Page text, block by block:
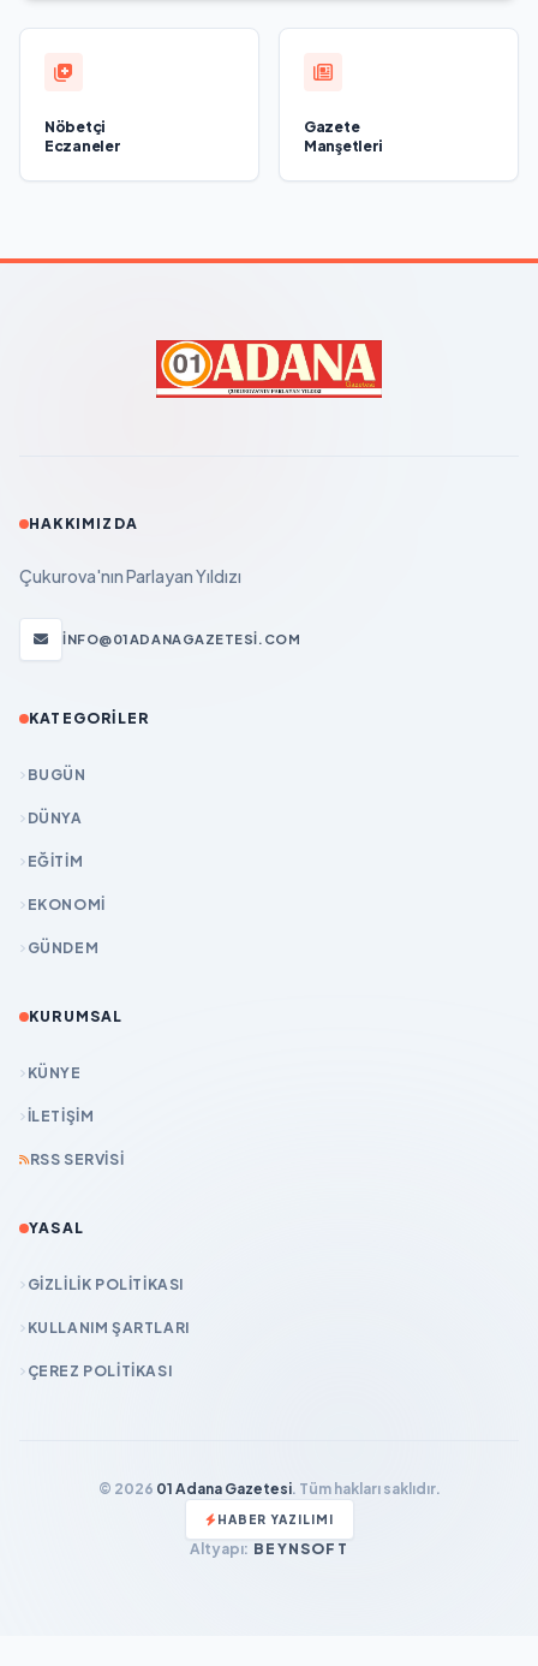
Nöbetçi
Eczaneler
Gazete
Manşetleri
HAKKIMIZDA
Çukurova'nın Parlayan Yıldızı
INFO@01ADANAGAZETESI.COM
KATEGORILER
BUGÜN
DÜNYA
EĞİTİM
EKONOMİ
GÜNDEM
KURUMSAL
KÜNYE
İLETIŞIM
RSS SERVISI
YASAL
GIZLILIK POLITIKASI
KULLANIM ŞARTLARI
ÇEREZ POLITIKASI
© 2026 01 Adana Gazetesi. Tüm hakları saklıdır.
HABER YAZILIMI
Altyapı: BEYNSOFT